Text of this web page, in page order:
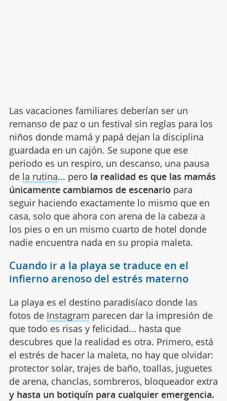
Las vacaciones familiares deberían ser un
remanso de paz o un festival sin reglas para los
niños donde mamá y papá dejan la disciplina
guardada en un cajón. Se supone que ese
periodo es un respiro, un descanso, una pausa
de la rutina... pero la realidad es que las mamás
únicamente cambiamos de escenario para
seguir haciendo exactamente lo mismo que en
casa, solo que ahora con arena de la cabeza a
los pies o en un mismo cuarto de hotel donde
nadie encuentra nada en su propia maleta.
Cuando ir a la playa se traduce en el
infierno arenoso del estrés materno
La playa es el destino paradisíaco donde las
fotos de Instagram parecen dar la impresión de
que todo es risas y felicidad... hasta que
descubres que la realidad es otra. Primero, está
el estrés de hacer la maleta, no hay que olvidar:
protector solar, trajes de baño, toallas, juguetes
de arena, chanclas, sombreros, bloqueador extra
y hasta un botiquín para cualquier emergencia.